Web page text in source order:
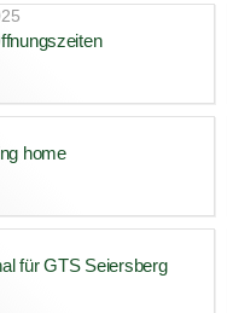
home
für GTS Seiersberg